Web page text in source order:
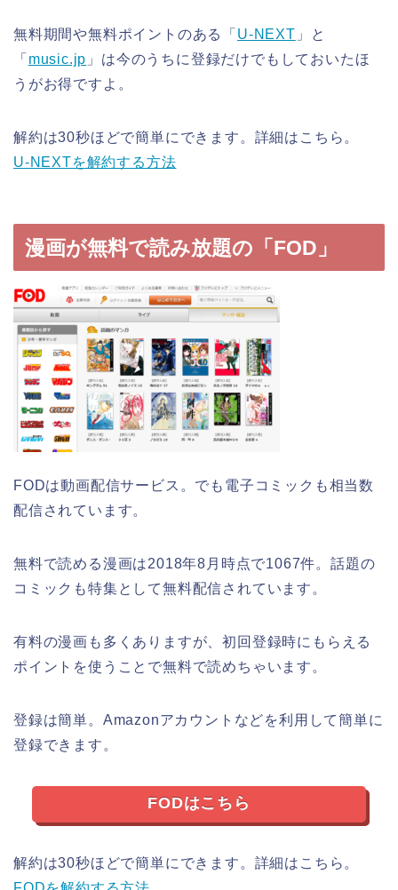
無料期間や無料ポイントのある「 U-NEXT 」と
「 music.jp 」は今のうちに登録だけでもしておいたほ
うがお得ですよ。
解約は30秒ほどで簡単にできます。詳細はこちら。
U-NEXTを解約する方法
漫画が無料で読み放題の「FOD」
FODは動画配信サービス。でも電子コミックも相当数
配信されています。
無料で読める漫画は2018年8月時点で1067件。話題の
コミックも特集として無料配信されています。
有料の漫画も多くありますが、初回登録時にもらえる
ポイントを使うことで無料で読めちゃいます。
登録は簡単。Amazonアカウントなどを利用して簡単に
登録できます。
FODはこちら
解約は30秒ほどで簡単にできます。詳細はこちら。